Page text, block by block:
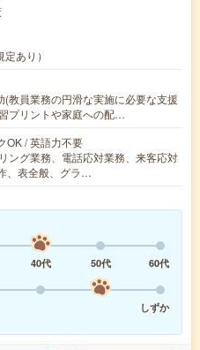
あり）
教員業務の円滑な実施に必要な支援
プリントや家庭への配…
OK / 英語力不要
ング業務、電話応対業務、来客応対
、表全般、グラ…
40代 50代
60代
しずか